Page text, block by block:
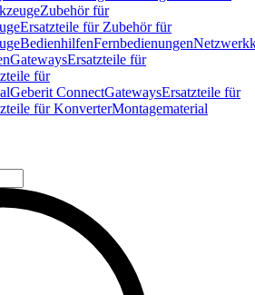
Zubehör für
Ersatzteile für Zubehör für
BedienhilfenFernbedienungen
GatewaysErsatzteile für
für
Geberit ConnectGatewaysErsatzteile für
für KonverterMontagematerial